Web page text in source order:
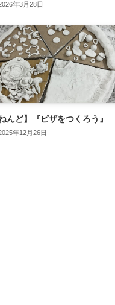
年3月28日
ねんど】『ピザをつくろう』
年12月26日